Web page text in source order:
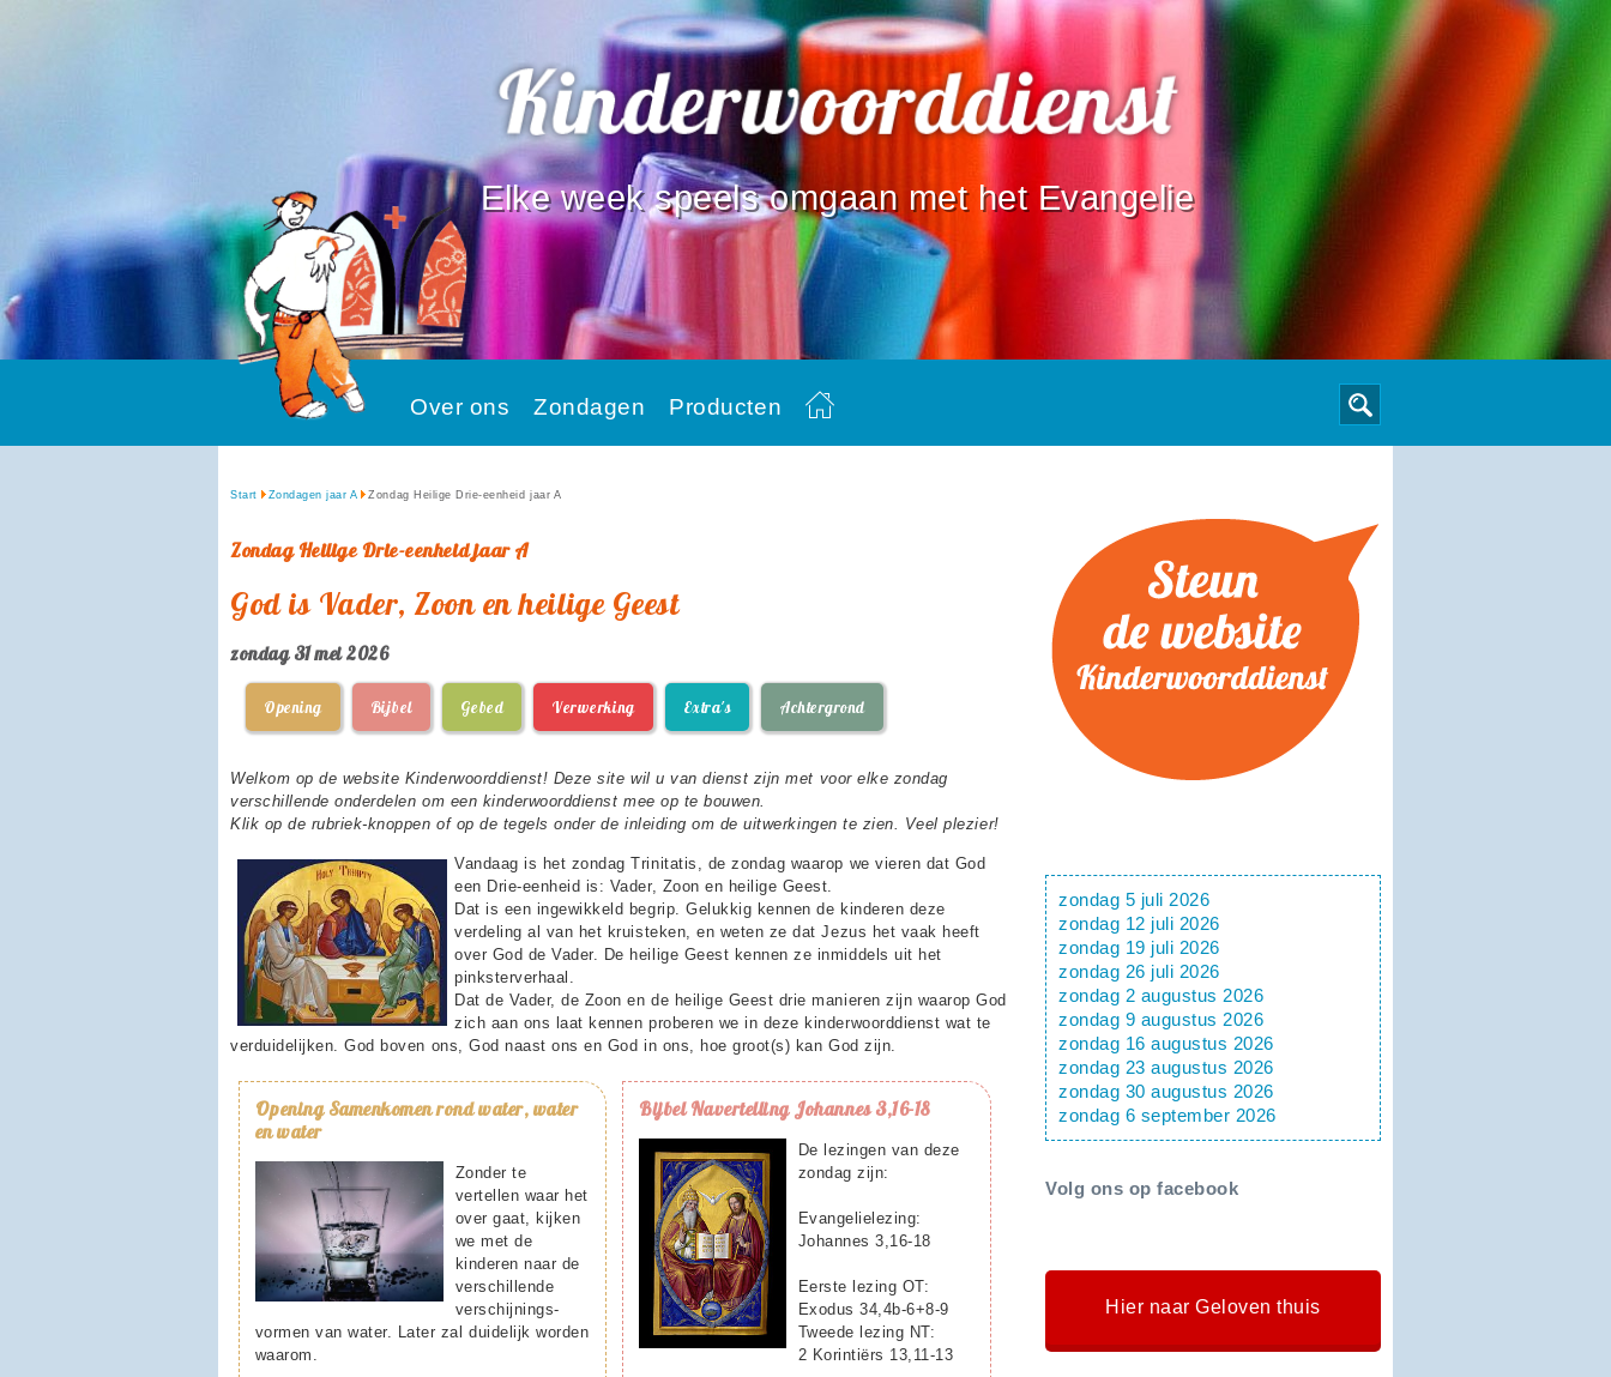
Elke week speels omgaan met het Evangelie
Over ons Zondagen Producten
zondag 5 juli 2026
zondag 12 juli 2026
zondag 19 juli 2026
zondag 26 juli 2026
zondag 2 augustus 2026
zondag 9 augustus 2026
zondag 16 augustus 2026
zondag 23 augustus 2026
zondag 30 augustus 2026
zondag 6 september 2026
Volg ons op facebook
Hier naar Geloven thuis
Start Zondagen jaar A Zondag Heilige Drie-eenheid jaar A
Zondag Heilige Drie-eenheid jaar A
God is Vader, Zoon en heilige Geest
zondag 31 mei 2026
Opening Bijbel Gebed Verwerking Extra's Achtergrond
Welkom op de website Kinderwoorddienst! Deze site wil u van dienst zijn met voor elke zondag
verschillende onderdelen om een kinderwoorddienst mee op te bouwen.
Klik op de rubriek-knoppen of op de tegels onder de inleiding om de uitwerkingen te zien. Veel plezier!
Vandaag is het zondag Trinitatis, de zondag waarop we vieren dat God
een Drie-eenheid is: Vader, Zoon en heilige Geest.
Dat is een ingewikkeld begrip. Gelukkig kennen de kinderen deze
verdeling al van het kruisteken, en weten ze dat Jezus het vaak heeft
over God de Vader. De heilige Geest kennen ze inmiddels uit het
pinksterverhaal.
Dat de Vader, de Zoon en de heilige Geest drie manieren zijn waarop God
zich aan ons laat kennen proberen we in deze kinderwoorddienst wat te
verduidelijken. God boven ons, God naast ons en God in ons, hoe groot(s) kan God zijn.
OpeningSamenkomen rond water, water
en water
Zonder te
vertellen waar het
over gaat, kijken
we met de
kinderen naar de
verschillende
verschijnings-
vormen van water. Later zal duidelijk worden
waarom.
BijbelNavertelling Johannes 3,16-18
De lezingen van deze
zondag zijn:
Evangelielezing:
Johannes 3,16-18
Eerste lezing OT:
Exodus 34,4b-6+8-9
Tweede lezing NT:
2 Korintiërs 13,11-13